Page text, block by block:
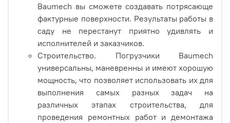
Baumech вы сможете создавать потрясающе
фактурные поверхности. Результаты работы в
саду не перестанут приятно удивлять и
исполнителей и заказчиков.
Строительство. Погрузчики Baumech
универсальны, маневренны и имеют хорошую
мощность, что позволяет использовать их для
выполнения самых разных задач на
различных этапах строительства, для
проведения ремонтных работ и демонтажа